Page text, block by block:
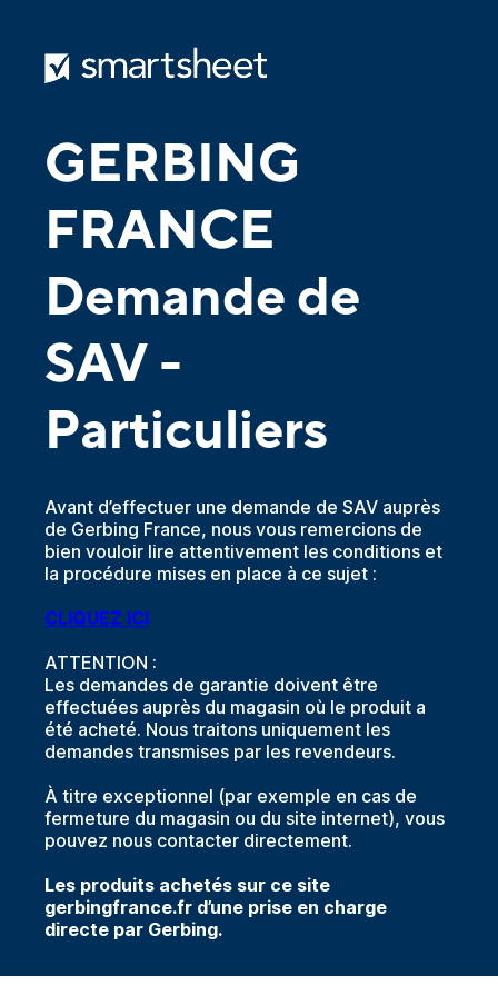
GERBING
FRANCE
Demande de
SAV -
Particuliers
Avant d’effectuer une demande de SAV auprès
de Gerbing France, nous vous remercions de
bien vouloir lire attentivement les conditions et
la procédure mises en place à ce sujet :
CLIQUEZ ICI
ATTENTION :
Les demandes de garantie doivent être
effectuées auprès du magasin où le produit a
été acheté. Nous traitons uniquement les
demandes transmises par les revendeurs.
À titre exceptionnel (par exemple en cas de
fermeture du magasin ou du site internet), vous
pouvez nous contacter directement.
Les produits achetés sur ce site
gerbingfrance.fr d’une prise en charge
directe par Gerbing.